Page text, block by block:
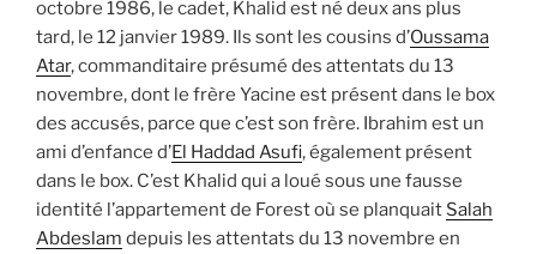
octobre 1986, le cadet, Khalid est né deux ans plus
tard, le 12 janvier 1989. Ils sont les cousins d’Oussama
Atar, commanditaire présumé des attentats du 13
novembre, dont le frère Yacine est présent dans le box
des accusés, parce que c’est son frère. Ibrahim est un
ami d’enfance d’El Haddad Asufi, également présent
dans le box. C’est Khalid qui a loué sous une fausse
identité l’appartement de Forest où se planquait Salah
Abdeslam depuis les attentats du 13 novembre en